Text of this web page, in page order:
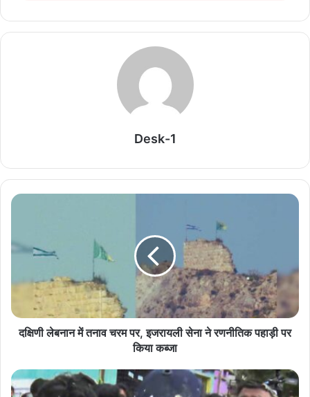
पे कमीशन के पास जमा करवाना होगा।
सोना-चांदी फिर हुए महंगे, MCX पर सिल्वर ने बनाया नया
रिकॉर्ड; चेक करें आज के शहरवार भाव
August 7, 2026
Amazon की Great Freedom Sale में सस्ते हुए
प्रीमियम फोन, Samsung, Xiaomi समेत कई ब्रांड्स
ईरान के बड़े कदम से तेल बाजार में हलचल, होरमुज़ तनाव के
बीच Crude Oil फिर हुआ महंगा
August 7, 2026
Tata का बड़ा सरप्राइज! Nexon का खास Camo
Edition लॉन्च, जानिए कीमत और क्या है नया
August 7, 2026
बजट फोन का धमाका! ₹1000 से कम कीमत में Type-C
Desk-1
दक्षिणी लेबनान में तनाव चरम पर, इजरायली सेना ने रणनीतिक पहाड़ी पर
किया कब्जा